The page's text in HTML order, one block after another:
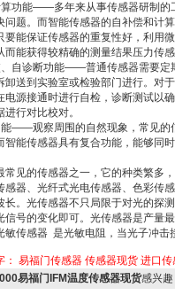
功能——多年来从事传感器研制的
问题。而智能传感器的自补偿和计
要能保证传感器的重复性好，利用
而能获得较精确的测量结果压力传感
自诊断功能——普通传感器需要定
卸送到实验室或检验部门进行。对
电源接通时进行自检，诊断测试以
行对比校对。
——观察周围的自然现象，常见的
智能传感器具有复合功能，能够同
常见的传感器之一，它的种类繁多
感器、光纤式光电传感器、色彩传
长。光传感器不只局限于对光的探
信号的变化即可。光传感器是产量
敏传感器 是光敏电阻，当光子冲击
： 易福门传感器 传感器现货 进口传
易福门IFM温度传感器现货感兴趣